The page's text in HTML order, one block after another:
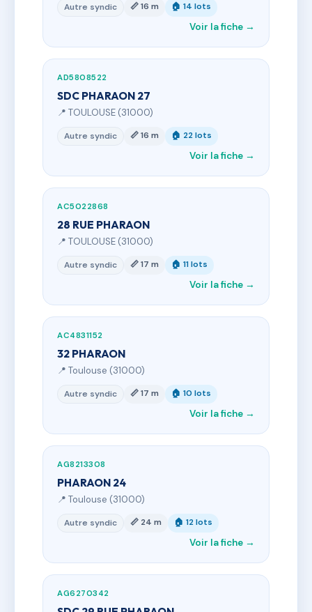
Autre syndic 📏 16 m 🏠 14 lots
Voir la fiche →
AD5808522
SDC PHARAON 27
📍 TOULOUSE (31000)
Autre syndic 📏 16 m 🏠 22 lots
Voir la fiche →
AC5022868
28 RUE PHARAON
📍 TOULOUSE (31000)
Autre syndic 📏 17 m 🏠 11 lots
Voir la fiche →
AC4831152
32 PHARAON
📍 Toulouse (31000)
Autre syndic 📏 17 m 🏠 10 lots
Voir la fiche →
AG8213308
PHARAON 24
📍 Toulouse (31000)
Autre syndic 📏 24 m 🏠 12 lots
Voir la fiche →
AG6270342